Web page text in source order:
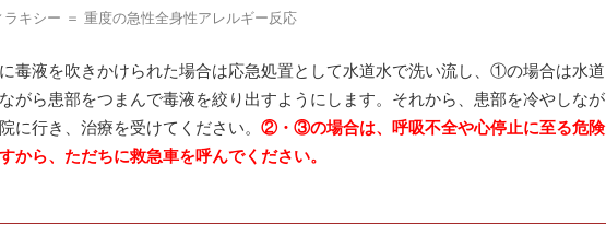
キシー ＝ 重度の急性全身性アレルギー反応
毒液を吹きかけられた場合は応急処置として水道水で洗い流し、①の場合は水道
がら患部をつまんで毒液を絞り出すようにします。それから、患部を冷やしなが
に行き、治療を受けてください。 ②・③の場合は、呼吸不全や心停止に至る危険
から、ただちに救急車を呼んでください。